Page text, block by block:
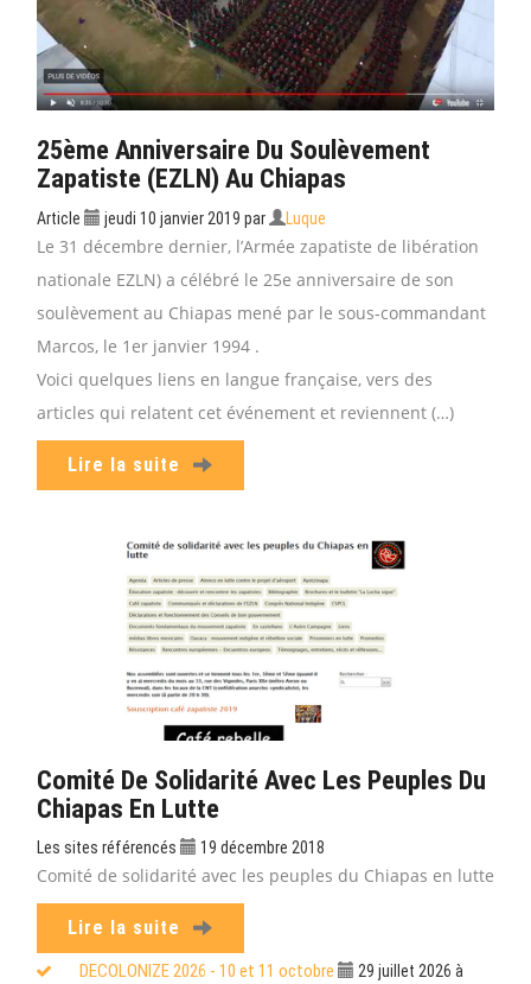
25ème Anniversaire Du Soulèvement
Zapatiste (EZLN) Au Chiapas
Article jeudi 10 janvier 2019 par Luque
Le 31 décembre dernier, l’Armée zapatiste de libération
nationale EZLN) a célébré le 25e anniversaire de son
soulèvement au Chiapas mené par le sous-commandant
Marcos, le 1er janvier 1994 .
Voici quelques liens en langue française, vers des
articles qui relatent cet événement et reviennent (…)
Lire la suite
Comité De Solidarité Avec Les Peuples Du
Chiapas En Lutte
Les sites référencés 19 décembre 2018
Comité de solidarité avec les peuples du Chiapas en lutte
Lire la suite
DECOLONIZE 2026 - 10 et 11 octobre
29 juillet 2026 à